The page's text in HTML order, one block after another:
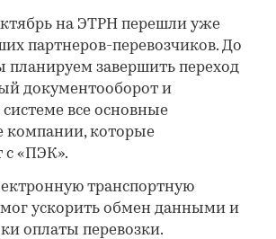
на ЭТРН перешли уже
партнеров-перевозчиков. До
планируем завершить переход
документооборот и
все основные
компании, которые
с «ПЭК».
транспортную
ускорить обмен данными и
оплаты перевозки.